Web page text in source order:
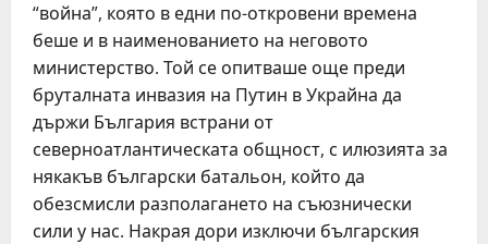
“война”, която в едни по-откровени времена
беше и в наименованието на неговото
министерство. Той се опитваше още преди
бруталната инвазия на Путин в Украйна да
държи България встрани от
северноатлантическата общност, с илюзията за
някакъв български батальон, който да
обезсмисли разполагането на съюзнически
сили у нас. Накрая дори изключи българския